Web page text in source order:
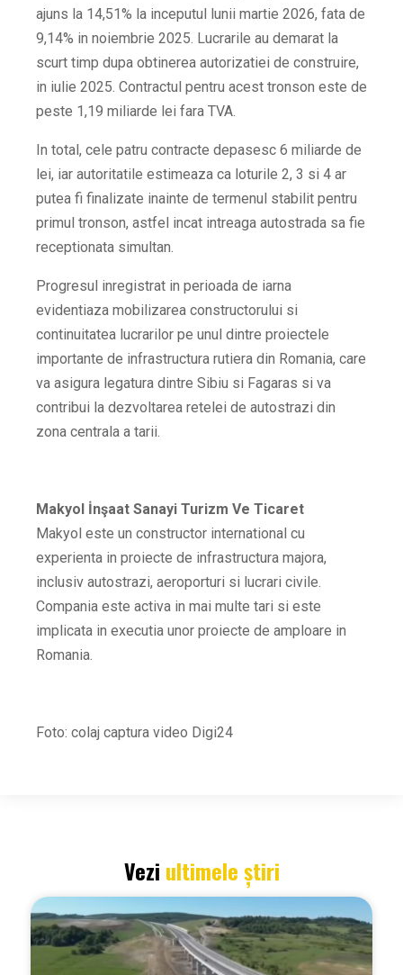
ajuns la 14,51% la inceputul lunii martie 2026, fata de
9,14% in noiembrie 2025. Lucrarile au demarat la
scurt timp dupa obtinerea autorizatiei de construire,
in iulie 2025. Contractul pentru acest tronson este de
peste 1,19 miliarde lei fara TVA.
In total, cele patru contracte depasesc 6 miliarde de
lei, iar autoritatile estimeaza ca loturile 2, 3 si 4 ar
putea fi finalizate inainte de termenul stabilit pentru
primul tronson, astfel incat intreaga autostrada sa fie
receptionata simultan.
Progresul inregistrat in perioada de iarna
evidentiaza mobilizarea constructorului si
continuitatea lucrarilor pe unul dintre proiectele
importante de infrastructura rutiera din Romania, care
va asigura legatura dintre Sibiu si Fagaras si va
contribui la dezvoltarea retelei de autostrazi din
zona centrala a tarii.
Makyol İnşaat Sanayi Turizm Ve Ticaret
Makyol este un constructor international cu
experienta in proiecte de infrastructura majora,
inclusiv autostrazi, aeroporturi si lucrari civile.
Compania este activa in mai multe tari si este
implicata in executia unor proiecte de amploare in
Romania.
Foto: colaj captura video Digi24
Vezi ultimele știri